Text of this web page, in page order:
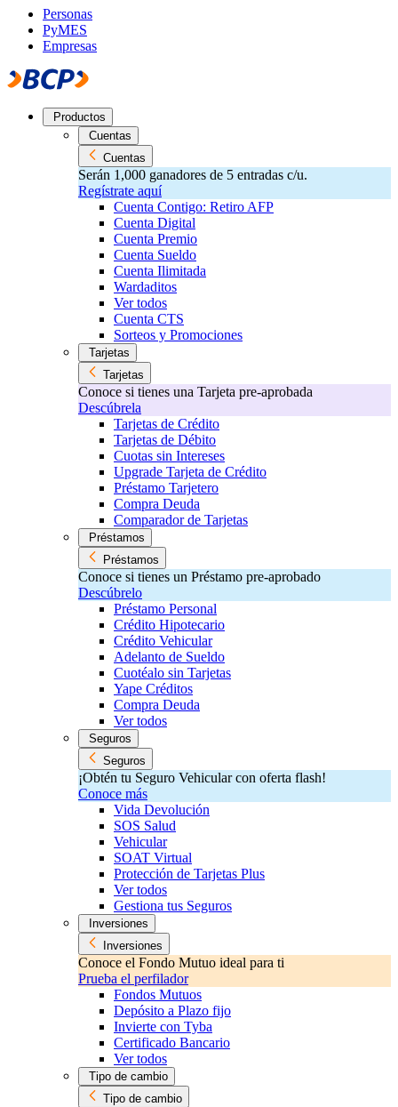
Personas
PyMES
Empresas
Productos
Cuentas
Cuentas
Serán 1,000 ganadores de 5 entradas c/u.
Regístrate aquí
Cuenta Contigo: Retiro AFP
Cuenta Digital
Cuenta Premio
Cuenta Sueldo
Cuenta Ilimitada
Wardaditos
Ver todos
Cuenta CTS
Sorteos y Promociones
Tarjetas
Tarjetas
Conoce si tienes una Tarjeta pre-aprobada
Descúbrela
Tarjetas de Crédito
Tarjetas de Débito
Cuotas sin Intereses
Upgrade Tarjeta de Crédito
Préstamo Tarjetero
Compra Deuda
Comparador de Tarjetas
Préstamos
Préstamos
Conoce si tienes un Préstamo pre-aprobado
Descúbrelo
Préstamo Personal
Crédito Hipotecario
Crédito Vehicular
Adelanto de Sueldo
Cuotéalo sin Tarjetas
Yape Créditos
Compra Deuda
Ver todos
Seguros
Seguros
¡Obtén tu Seguro Vehicular con oferta flash!
Conoce más
Vida Devolución
SOS Salud
Vehicular
SOAT Virtual
Protección de Tarjetas Plus
Ver todos
Gestiona tus Seguros
Inversiones
Inversiones
Conoce el Fondo Mutuo ideal para ti
Prueba el perfilador
Fondos Mutuos
Depósito a Plazo fijo
Invierte con Tyba
Certificado Bancario
Ver todos
Tipo de cambio
Tipo de cambio